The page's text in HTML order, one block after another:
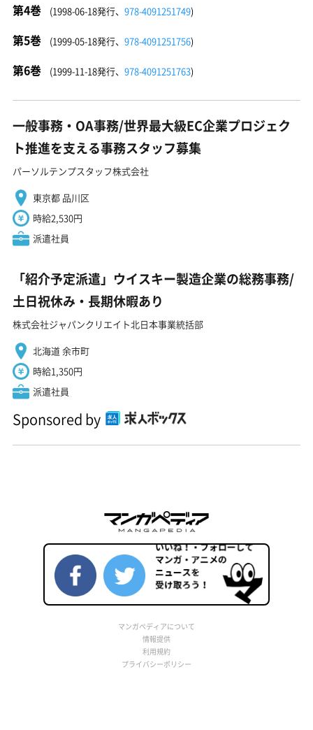
第4巻 (1998-06-18発行、 978-4091251749)
第5巻 (1999-05-18発行、 978-4091251756)
第6巻 (1999-11-18発行、 978-4091251763)
一般事務・OA事務/世界最大級EC企業プロジェク
ト推進を支える事務スタッフ募集
パーソルテンプスタッフ株式会社
東京都 品川区
時給2,530円
派遣社員
「紹介予定派遣」ウイスキー製造企業の総務事務/
土日祝休み・長期休暇あり
株式会社ジャパンクリエイト北日本事業統括部
北海道 余市町
時給1,350円
派遣社員
Sponsored by
マンガペディアについて
情報提供
利用規約
プライバシーポリシー